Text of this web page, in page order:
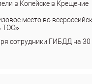
в Копейске в Крещение
место во
ТОС»
сотрудники ГИБДД на